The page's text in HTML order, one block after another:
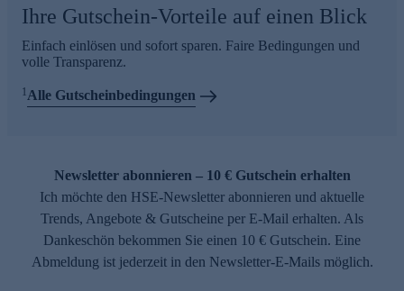
Ihre Gutschein-Vorteile auf einen Blick
Einfach einlösen und sofort sparen. Faire Bedingungen und
volle Transparenz.
1Alle Gutscheinbedingungen
Newsletter abonnieren – 10 € Gutschein erhalten
Ich möchte den HSE-Newsletter abonnieren und aktuelle
Trends, Angebote & Gutscheine per E-Mail erhalten. Als
Dankeschön bekommen Sie einen 10 € Gutschein. Eine
Abmeldung ist jederzeit in den Newsletter-E-Mails möglich.